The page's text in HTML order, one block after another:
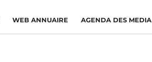
WEB ANNUAIRE AGENDA DES MEDIA